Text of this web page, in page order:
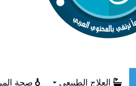
العلاج الطبيعي صحة